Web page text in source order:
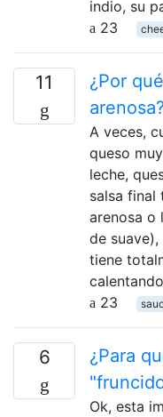
indio, su
23
11
¿Por
arenosa?
A veces,
queso
leche,
salsa final
arenosa o
de
tiene
23
6
¿Para
Ok, esta